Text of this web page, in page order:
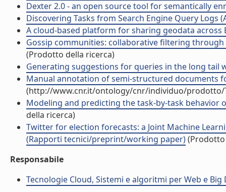
Dexter 2.0 - an open source tool for semantically
Discovering Tasks from Search Engine Query Logs
A cloud-based platform for sharing geodata across
Gossip communities: collaborative filtering
(Prodotto della ricerca)
Generating suggestions for queries in the long tail
Manual annotation of semi-structured documents
(http://www.cnr.it/ontology/cnr/individuo/prodotto/
Modeling and predicting the task-by-task behavior
della ricerca)
Twitter for election forecasts: a Joint Machine
(Rapporti tecnici/preprint/working paper)
Responsabile
Tecnologie Cloud, Sistemi e algoritmi per Web e Big